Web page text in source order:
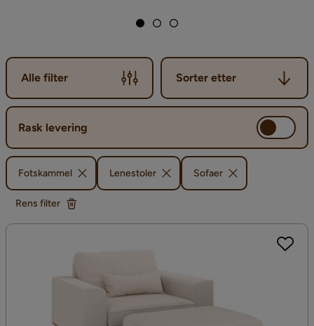
Alle filter
Sorter etter
Sorter etter
Rask levering
Fotskammel Lenestoler Sofaer
Rens filter